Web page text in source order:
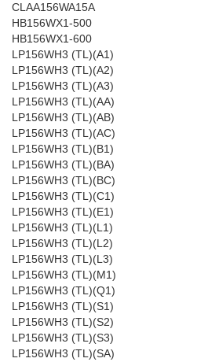
CLAA156WA15A
HB156WX1-500
HB156WX1-600
LP156WH3 (TL)(A1)
LP156WH3 (TL)(A2)
LP156WH3 (TL)(A3)
LP156WH3 (TL)(AA)
LP156WH3 (TL)(AB)
LP156WH3 (TL)(AC)
LP156WH3 (TL)(B1)
LP156WH3 (TL)(BA)
LP156WH3 (TL)(BC)
LP156WH3 (TL)(C1)
LP156WH3 (TL)(E1)
LP156WH3 (TL)(L1)
LP156WH3 (TL)(L2)
LP156WH3 (TL)(L3)
LP156WH3 (TL)(M1)
LP156WH3 (TL)(Q1)
LP156WH3 (TL)(S1)
LP156WH3 (TL)(S2)
LP156WH3 (TL)(S3)
LP156WH3 (TL)(SA)